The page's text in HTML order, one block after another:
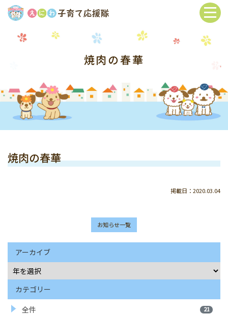
焼肉の春華
焼肉の春華
掲載日：2020.03.04
お知らせ一覧
アーカイブ
カテゴリー
全件 21